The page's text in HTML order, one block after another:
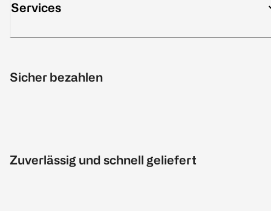
Services
Sicher bezahlen
Zuverlässig und schnell geliefert